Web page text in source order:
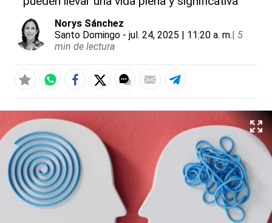
Norys Sánchez
Santo Domingo - jul. 24, 2025 | 11:20 a. m.| 5
min de lectura